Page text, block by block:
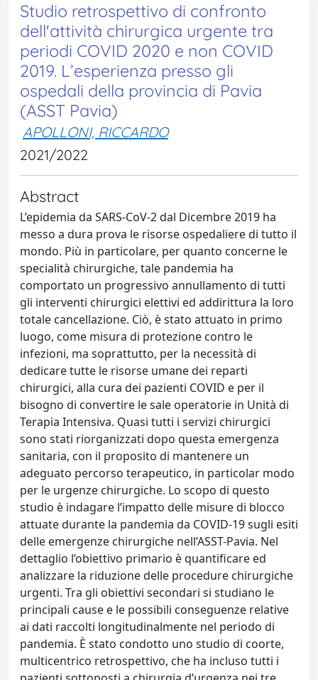
Studio retrospettivo di confronto
dell'attività chirurgica urgente tra
periodi COVID 2020 e non COVID
2019. L’esperienza presso gli
ospedali della provincia di Pavia
(ASST Pavia)
APOLLONI, RICCARDO
2021/2022
Abstract
L’epidemia da SARS-CoV-2 dal Dicembre 2019 ha
messo a dura prova le risorse ospedaliere di tutto il
mondo. Più in particolare, per quanto concerne le
specialità chirurgiche, tale pandemia ha
comportato un progressivo annullamento di tutti
gli interventi chirurgici elettivi ed addirittura la loro
totale cancellazione. Ciò, è stato attuato in primo
luogo, come misura di protezione contro le
infezioni, ma soprattutto, per la necessità di
dedicare tutte le risorse umane dei reparti
chirurgici, alla cura dei pazienti COVID e per il
bisogno di convertire le sale operatorie in Unità di
Terapia Intensiva. Quasi tutti i servizi chirurgici
sono stati riorganizzati dopo questa emergenza
sanitaria, con il proposito di mantenere un
adeguato percorso terapeutico, in particolar modo
per le urgenze chirurgiche. Lo scopo di questo
studio è indagare l’impatto delle misure di blocco
attuate durante la pandemia da COVID-19 sugli esiti
delle emergenze chirurgiche nell’ASST-Pavia. Nel
dettaglio l’obiettivo primario è quantificare ed
analizzare la riduzione delle procedure chirurgiche
urgenti. Tra gli obiettivi secondari si studiano le
principali cause e le possibili conseguenze relative
ai dati raccolti longitudinalmente nel periodo di
pandemia. È stato condotto uno studio di coorte,
multicentrico retrospettivo, che ha incluso tutti i